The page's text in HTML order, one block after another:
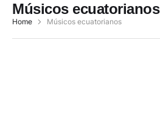
Músicos ecuatorianos
Home Músicos ecuatorianos